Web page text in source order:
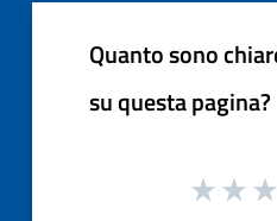
Quanto sono
su questa pagina?